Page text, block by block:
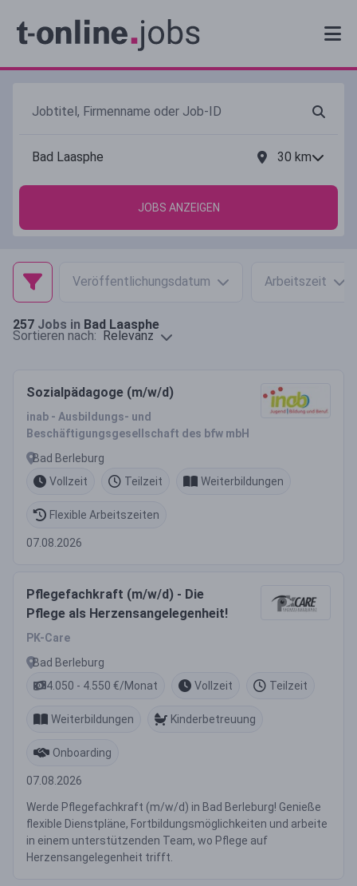
30 km
JOBS ANZEIGEN
Veröffentlichungsdatum Arbeitszeit
257 Jobs in Bad Laasphe
Sortieren nach: Relevanz
Sozialpädagoge (m/w/d)
inab - Ausbildungs- und
Beschäftigungsgesellschaft des bfw mbH
Bad Berleburg
Vollzeit
Teilzeit Weiterbildungen
Flexible Arbeitszeiten
07.08.2026
Pflegefachkraft (m/w/d) - Die
Pflege als Herzensangelegenheit!
PK-Care
Bad Berleburg
4.050 - 4.550 €/Monat
Vollzeit Teilzeit
Weiterbildungen Kinderbetreuung
Onboarding
07.08.2026
Werde Pflegefachkraft (m/w/d) in Bad Berleburg! Genieße
flexible Dienstpläne, Fortbildungsmöglichkeiten und arbeite
in einem unterstützenden Team, wo Pflege auf
Herzensangelegenheit trifft.